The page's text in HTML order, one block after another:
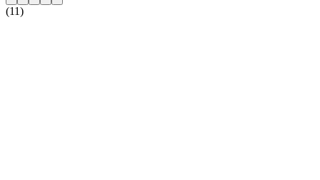
(11)